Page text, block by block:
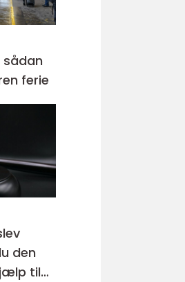
sådan
ferie
den
til